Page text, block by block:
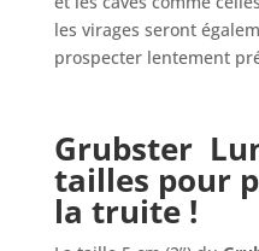
les virages seront
prospecter lentement
Grubster
tailles pour
la truite !